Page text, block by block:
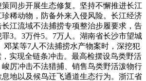
同步开展生态修复。坚持不懈推进长江
稀动物，防备外来入侵风险。长江经济
江流域不法捕捞专项整治步履要求，告
3。3万件5。7万人。湖南省长沙市望城
邓某等7人不法捕捞水产物案时，深挖犯
实现全链条冲击。最高检摆设鸟类野活
厉冲击不法猎捕、销售鸟类野活泼物行
地以及候鸟迁飞通道生态行为。浙江省